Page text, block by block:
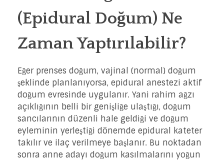
(Epidural Doğum) Ne
Zaman Yaptırılabilir?
Eğer prenses doğum, vajinal (normal) doğum
şeklinde planlanıyorsa, epidural anestezi aktif
doğum evresinde uygulanır. Yani rahim ağzı
açıklığının belli bir genişliğe ulaştığı, doğum
sancılarının düzenli hale geldiği ve doğum
eyleminin yerleştiği dönemde epidural kateter
takılır ve ilaç verilmeye başlanır. Bu noktadan
sonra anne adayı doğum kasılmalarını yoğun